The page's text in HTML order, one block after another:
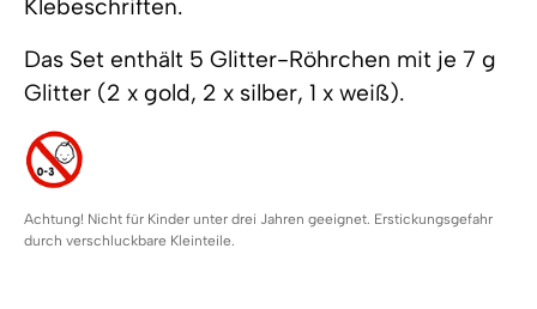
Klebeschriften.
Das Set enthält 5 Glitter-Röhrchen mit je 7 g
Glitter (2 x gold, 2 x silber, 1 x weiß).
Achtung! Nicht für Kinder unter drei Jahren geeignet. Erstickungsgefahr
durch verschluckbare Kleinteile.